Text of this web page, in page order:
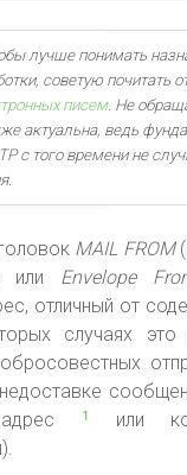
лучше понимать
советую почитать
писем. Не
актуальна, ведь
с того времени не
.
MAIL FROM
Envelope
отличный от
случаях это
1
или